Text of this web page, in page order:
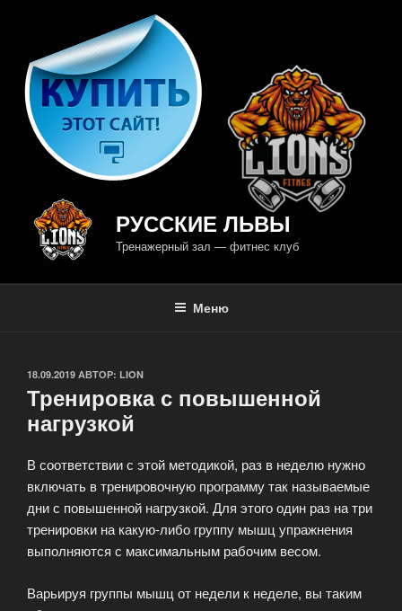
содержимому
РУССКИЕ ЛЬВЫ
Тренажерный зал — фитнес клуб
Меню
ОПУБЛИКОВАНО
18.09.2019 АВТОР: LION
Тренировка с повышенной
нагрузкой
В соответствии с этой методикой, раз в неделю нужно
включать в тренировочную программу так называемые
дни с повышенной нагрузкой. Для этого один раз на три
тренировки на какую-либо группу мышц упражнения
выполняются с максимальным рабочим весом.
Варьируя группы мышц от недели к неделе, вы таким